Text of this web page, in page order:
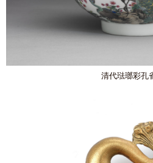
清代琺瑯彩孔